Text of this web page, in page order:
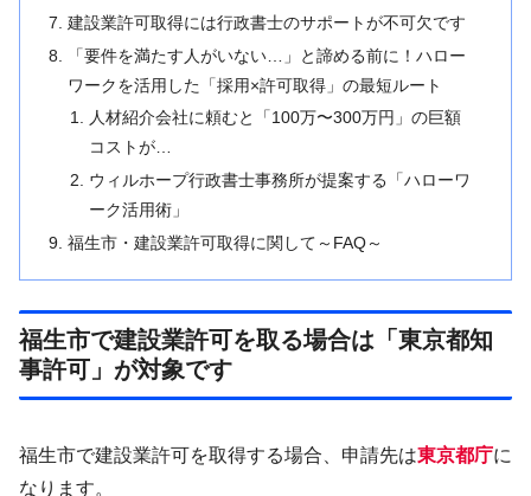
建設業許可取得には行政書士のサポートが不可欠です
「要件を満たす人がいない…」と諦める前に！ハロー
ワークを活用した「採用×許可取得」の最短ルート
人材紹介会社に頼むと「100万〜300万円」の巨額
コストが…
ウィルホープ行政書士事務所が提案する「ハローワ
ーク活用術」
福生市・建設業許可取得に関して～FAQ～
福生市で建設業許可を取る場合は「東京都知
事許可」が対象です
福生市で建設業許可を取得する場合、申請先は東京都庁に
なります。